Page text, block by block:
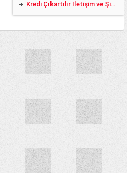
Kredi Çıkartılır İletişim ve Şikayet